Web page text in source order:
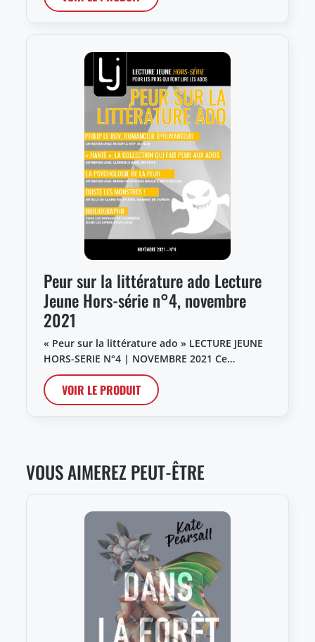
Peur sur la littérature ado Lecture
Jeune Hors-série n°4, novembre
2021
« Peur sur la littérature ado » LECTURE JEUNE
HORS-SERIE N°4 | NOVEMBRE 2021 Ce…
VOIR LE PRODUIT
VOUS AIMEREZ PEUT-ÊTRE